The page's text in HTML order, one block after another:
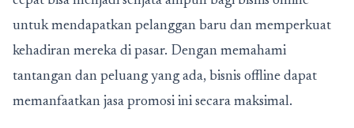
untuk mendapatkan pelanggan baru dan memperkuat
kehadiran mereka di pasar. Dengan memahami
tantangan dan peluang yang ada, bisnis offline dapat
memanfaatkan jasa promosi ini secara maksimal.